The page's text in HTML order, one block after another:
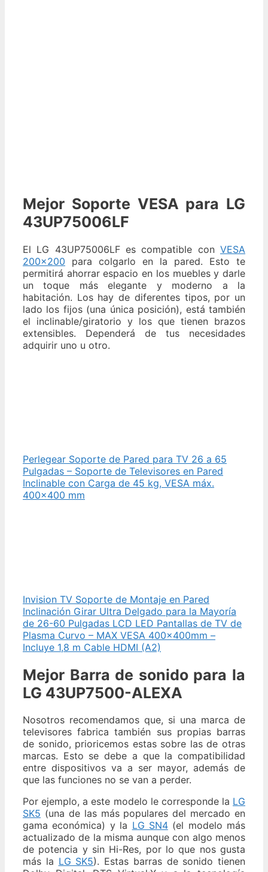
Mejor Soporte VESA para LG
43UP75006LF
El LG 43UP75006LF es compatible con VESA
200×200 para colgarlo en la pared. Esto te
permitirá ahorrar espacio en los muebles y darle
un toque más elegante y moderno a la
habitación. Los hay de diferentes tipos, por un
lado los fijos (una única posición), está también
el inclinable/giratorio y los que tienen brazos
extensibles. Dependerá de tus necesidades
adquirir uno u otro.
Perlegear Soporte de Pared para TV 26 a 65
Pulgadas – Soporte de Televisores en Pared
Inclinable con Carga de 45 kg, VESA máx.
400×400 mm
Invision TV Soporte de Montaje en Pared
Inclinación Girar Ultra Delgado para la Mayoría
de 26-60 Pulgadas LCD LED Pantallas de TV de
Plasma Curvo – MAX VESA 400x400mm –
Incluye 1,8 m Cable HDMI (A2)
Mejor Barra de sonido para la
LG 43UP7500-ALEXA
Nosotros recomendamos que, si una marca de
televisores fabrica también sus propias barras
de sonido, prioricemos estas sobre las de otras
marcas. Esto se debe a que la compatibilidad
entre dispositivos va a ser mayor, además de
que las funciones no se van a perder.
Por ejemplo, a este modelo le corresponde la LG
SK5 (una de las más populares del mercado en
gama económica) y la LG SN4(el modelo más
actualizado de la misma aunque con algo menos
de potencia y sin Hi-Res, por lo que nos gusta
más la LG SK5). Estas barras de sonido tienen